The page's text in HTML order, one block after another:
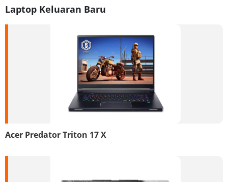
Laptop Keluaran Baru
Acer Predator Triton 17 X